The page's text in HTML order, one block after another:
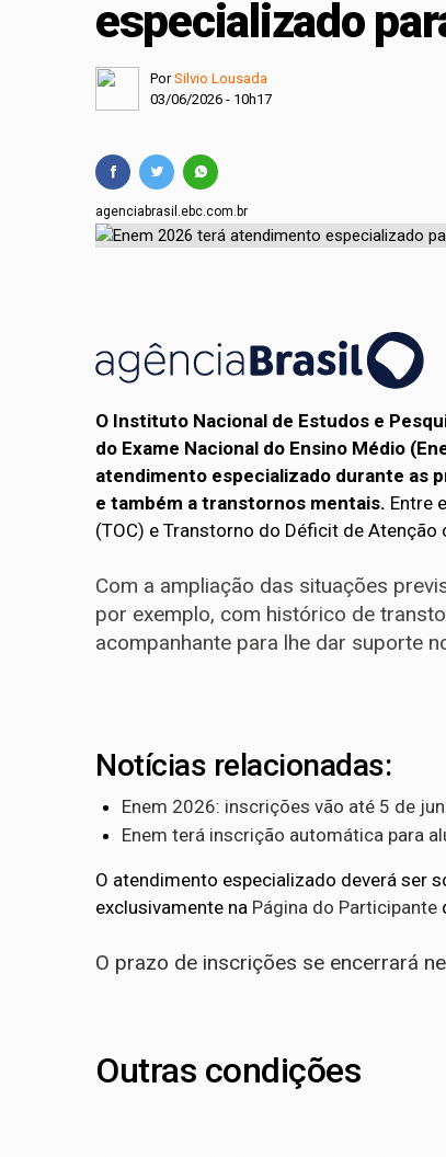
Projeto cria
Comissão
especializado
PorSilvio Lousada
03/06/2026 - 10h17
agenciabrasil.ebc.com.br
O Instituto Nacional de Estudos e
do Exame Nacional do Ensino Médio
atendimento especializado durante as
e também a transtornos mentais. Entre
(TOC) e Transtorno do Déficit de Atenção
Com a ampliação das situações
por exemplo, com histórico de
acompanhante para lhe dar suporte
Notícias relacionadas:
Enem 2026: inscrições vão até 5 de
Enem terá inscrição automática para
O atendimento especializado deverá ser
exclusivamente na Página do Participante
O prazo de inscrições se encerrará
Outras condições